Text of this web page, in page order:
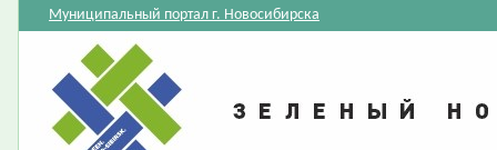
Муниципальный портал г. Новосибирска